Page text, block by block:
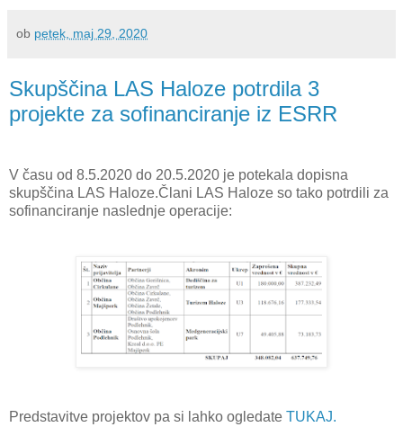
ob petek, maj 29, 2020
Skupščina LAS Haloze potrdila 3
projekte za sofinanciranje iz ESRR
V času od 8.5.2020 do 20.5.2020 je potekala dopisna
skupščina LAS Haloze.Člani LAS Haloze so tako potrdili za
sofinanciranje naslednje operacije:
Predstavitve projektov pa si lahko ogledate TUKAJ.